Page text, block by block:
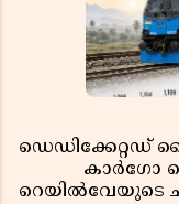
ഡെഡിക്കേറ്റഡ്
കാർഗോ
റെയിൽവേയുടെ